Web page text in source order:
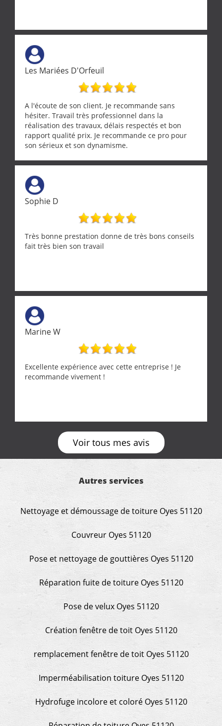
Les Mariées D'Orfeuil
A l'écoute de son client. Je recommande sans
hésiter. Travail très professionnel dans la
réalisation des travaux, délais respectés et bon
rapport qualité prix. Je recommande ce pro pour
son sérieux et son dynamisme.
Sophie D
Très bonne prestation donne de très bons conseils
fait très bien son travail
Marine W
Excellente expérience avec cette entreprise ! Je
recommande vivement !
Voir tous mes avis
Autres services
Nettoyage et démoussage de toiture Oyes 51120
Couvreur Oyes 51120
Pose et nettoyage de gouttières Oyes 51120
Réparation fuite de toiture Oyes 51120
Pose de velux Oyes 51120
Création fenêtre de toit Oyes 51120
remplacement fenêtre de toit Oyes 51120
Imperméabilisation toiture Oyes 51120
Hydrofuge incolore et coloré Oyes 51120